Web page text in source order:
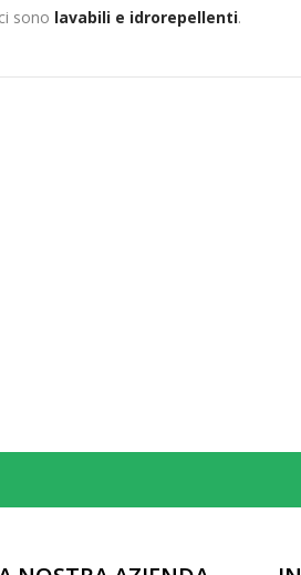
sono lavabili e idrorepellenti.